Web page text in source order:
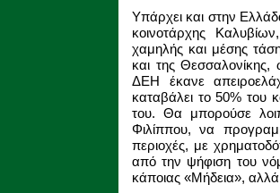
Υπάρχει και στην
κοινοτάρχης
χαμηλής και μέσης
και της
ΔΕΗ έκανε
καταβάλει το 50% του
του. Θα μπορούσε
Φιλίππου, να
περιοχές, με
από την ψήφιση του
κάποιας «Μήδεια»,